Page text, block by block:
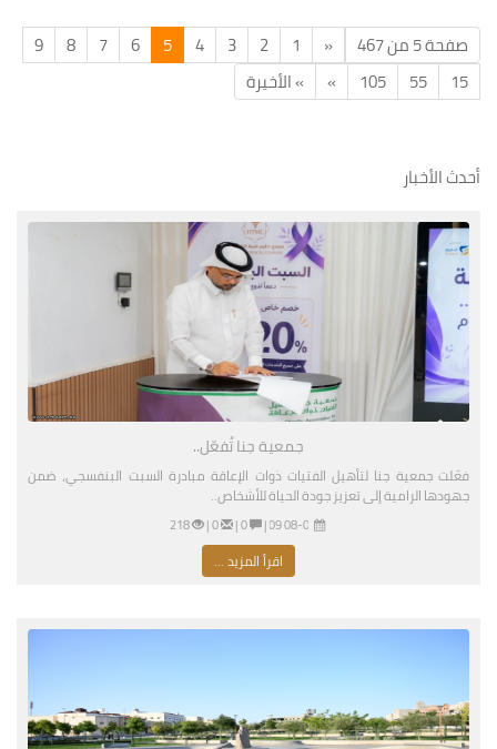
صفحة 5 من 467 «
1
2
3
4
5
6
7
8
9
15
55
105
» » الأخيرة
أحدث الأخبار
جمعية جنا تُفعّل..
فعّلت جمعية جنا لتأهيل الفتيات ذوات الإعاقة مبادرة السبت البنفسجي، ضمن
جهودها الرامية إلى تعزيز جودة الحياة للأشخاص..
08-01-2026 03:09 مساءً |
0 |
0 |
218
اقرأ المزيد ...